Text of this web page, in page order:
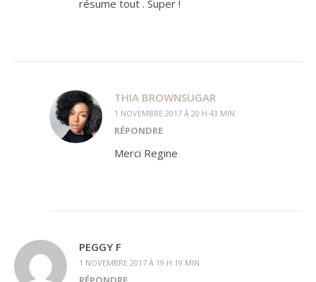
résume tout . Super !
THIA BROWNSUGAR
1 NOVEMBRE 2017 À 20 H 43 MIN
RÉPONDRE
Merci Regine
PEGGY F
1 NOVEMBRE 2017 À 19 H 19 MIN